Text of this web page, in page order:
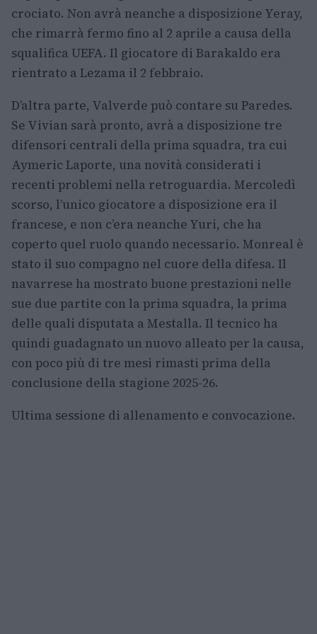
crociato. Non avrà neanche a disposizione Yeray,
che rimarrà fermo fino al 2 aprile a causa della
squalifica UEFA. Il giocatore di Barakaldo era
rientrato a Lezama il 2 febbraio.
D’altra parte, Valverde può contare su Paredes.
Se Vivian sarà pronto, avrà a disposizione tre
difensori centrali della prima squadra, tra cui
Aymeric Laporte, una novità considerati i
recenti problemi nella retroguardia. Mercoledì
scorso, l’unico giocatore a disposizione era il
francese, e non c’era neanche Yuri, che ha
coperto quel ruolo quando necessario. Monreal è
stato il suo compagno nel cuore della difesa. Il
navarrese ha mostrato buone prestazioni nelle
sue due partite con la prima squadra, la prima
delle quali disputata a Mestalla. Il tecnico ha
quindi guadagnato un nuovo alleato per la causa,
con poco più di tre mesi rimasti prima della
conclusione della stagione 2025-26.
Ultima sessione di allenamento e convocazione.